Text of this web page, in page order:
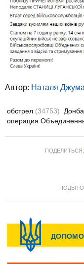
Автор: Наталя
обстрел (34753)
операция
ПОДЕЛИТЬСЯ: